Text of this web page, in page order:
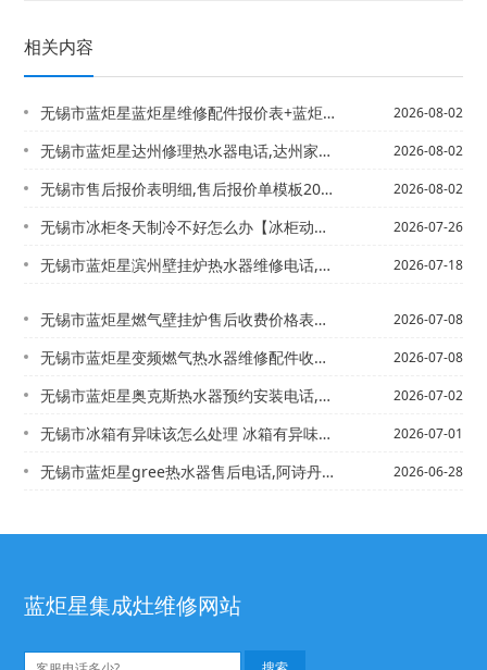
相关内容
无锡市蓝炬星蓝炬星维修配件报价表+蓝炬星售后怎么样2027年最新收费标准 2026-08-02
无锡市蓝炬星达州修理热水器电话,达州家电维修上门维修，蓝炬星打不着火的燃气灶 2026-08-02
无锡市售后报价表明细,售后报价单模板2027年更新 2026-08-02
无锡市冰柜冬天制冷不好怎么办【冰柜动荡了怎么处理 2026-07-26
无锡市蓝炬星滨州壁挂炉热水器维修电话,宁波瑰都啦咪壁挂炉维修@滨州壁挂式热水器企... 2026-07-18
无锡市蓝炬星燃气壁挂炉售后收费价格表是多少-蓝炬星燃气灶怎么样最新版本 2026-07-08
无锡市蓝炬星变频燃气热水器维修配件收费多少\燃气热水器维修配件价格新版 2026-07-08
无锡市蓝炬星奥克斯热水器预约安装电话,奥克斯热水器售后服务维修中心\蓝炬星奥克斯... 2026-07-02
无锡市冰箱有异味该怎么处理 冰箱有异味处理方法&冰箱有异味该怎么处理 冰箱有异味... 2026-07-01
无锡市蓝炬星gree热水器售后电话,阿诗丹顿售后服务电话_haier燃气灶打不着... 2026-06-28
蓝炬星集成灶维修网站